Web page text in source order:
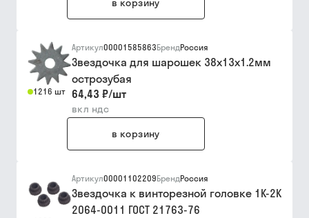
в корзину
1216 шт
Артикул00001585863БрендРоссия
Звездочка для шарошек 38х13х1.2мм
острозубая
64,43 ₽/шт
вкл ндс
в корзину
Артикул00001102209БрендРоссия
Звездочка к винторезной головке 1К-2К
2064-0011 ГОСТ 21763-76